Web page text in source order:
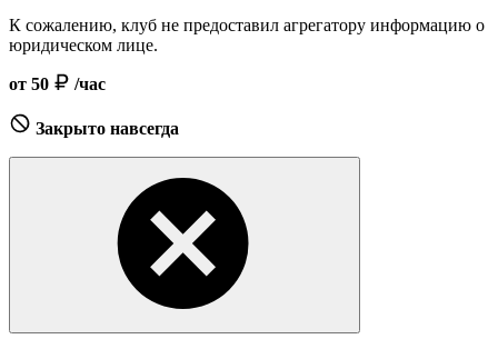
К сожалению, клуб не предоставил агрегатору информацию о
юридическом лице.
от 50 /час
Закрыто навсегда